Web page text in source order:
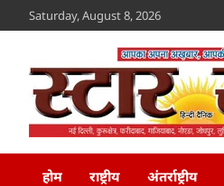
to
Saturday, August 8, 2026
Star
होम
राष्ट्रीय अंतर्राष्ट्रीय